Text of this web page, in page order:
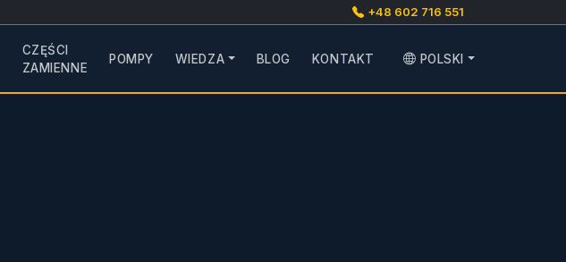
+48 602 716 551
CZĘŚCI
ZAMIENNE
POMPY WIEDZA BLOG KONTAKT POLSKI